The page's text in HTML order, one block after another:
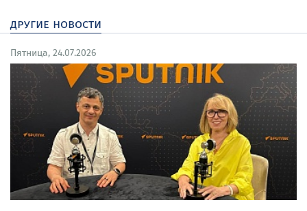
другие новости
Пятница, 24.07.2026